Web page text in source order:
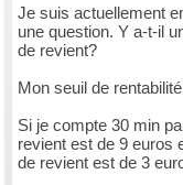
Je suis actuellement
une question. Y a-t-il
de revient?
Mon seuil de
Si je compte 30 min
revient est de 9 euros
de revient est de 3